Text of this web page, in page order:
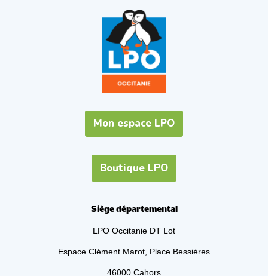
Mon espace LPO
Boutique LPO
Siège départemental
LPO Occitanie DT Lot
Espace Clément Marot, Place Bessières
46000 Cahors